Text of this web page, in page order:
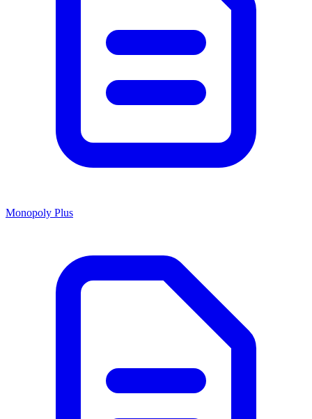
Monopoly Plus